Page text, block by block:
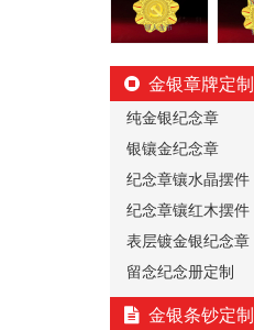
金银章牌定制
纯金银纪念章
银镶金纪念章
纪念章镶水晶摆件
纪念章镶红木摆件
表层镀金银纪念章
留念纪念册定制
金银条钞定制